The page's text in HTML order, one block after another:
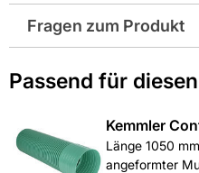
Farbe: grün
Gewicht pro
Länge in mm: 800
Material: PVC
Fragen zum Produkt
folgenden Link um direkt
schnellstmöglich bearbeiten.
> Fragen zum Produkt
Passend für
Kemmler
Länge 1050
angeformter